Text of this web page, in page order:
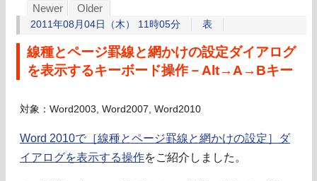
Newer Older
2011年08月04日（木） 11時05分 表
線種とページ罫線と網かけの設定ダイアログ
を表示するキーボード操作－Alt→A→Bキー
対象：Word2003, Word2007, Word2010
Word 2010で［線種とページ罫線と網かけの設定］ダ
イアログを表示する操作をご紹介しました。